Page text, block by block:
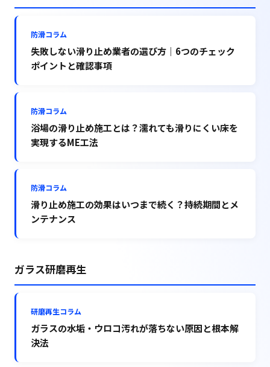
防滑コラム
失敗しない滑り止め業者の選び方｜6つのチェック
ポイントと確認事項
防滑コラム
浴場の滑り止め施工とは？濡れても滑りにくい床を
実現するME工法
防滑コラム
滑り止め施工の効果はいつまで続く？持続期間とメ
ンテナンス
ガラス研磨再生
研磨再生コラム
ガラスの水垢・ウロコ汚れが落ちない原因と根本解
決法